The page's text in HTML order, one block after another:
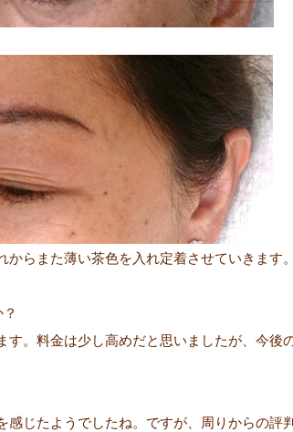
らまた薄い茶色を入れ定着させていきます。
す。料金は少し高めだと思いましたが、今
じたようでしたね。ですが、周りからの評